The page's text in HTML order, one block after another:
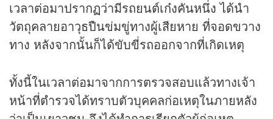
เวลาต่อมาปรากฏว่ามีรถยนต์เก๋งคันหนึ่ง ได้นำ
วัตถุคลายอาวุธปืนข่มขู่ทางผู้เสียหาย ที่จอดขวาง
ทาง หลังจากนั้นก็ได้ขับขี่รถออกจากที่เกิดเหตุ
ทั้งนี้ในเวลาต่อมาจากการตรวจสอบแล้วทางเจ้า
หน้าที่ตำรวจได้ทราบตัวบุคคลก่อเหตุในภายหลัง